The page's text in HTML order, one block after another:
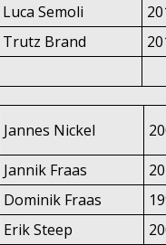
Luca Semoli
Trutz Brand
Jannes Nickel
Jannik Fraas
Dominik Fraas
Erik Steep